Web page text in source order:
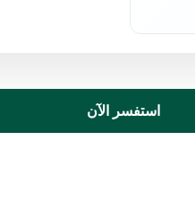
استفسر الآن